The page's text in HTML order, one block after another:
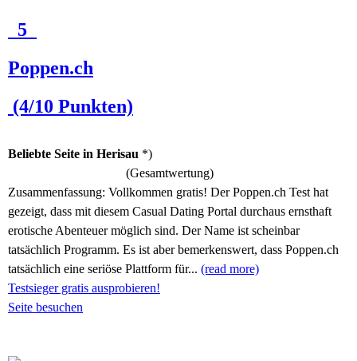
5
Poppen.ch
(4/10 Punkten)
Beliebte Seite in Herisau *)
(Gesamtwertung)
Zusammenfassung: Vollkommen gratis! Der Poppen.ch Test hat
gezeigt, dass mit diesem Casual Dating Portal durchaus ernsthaft
erotische Abenteuer möglich sind. Der Name ist scheinbar
tatsächlich Programm. Es ist aber bemerkenswert, dass Poppen.ch
tatsächlich eine seriöse Plattform für... (read more)
Testsieger gratis ausprobieren!
Seite besuchen